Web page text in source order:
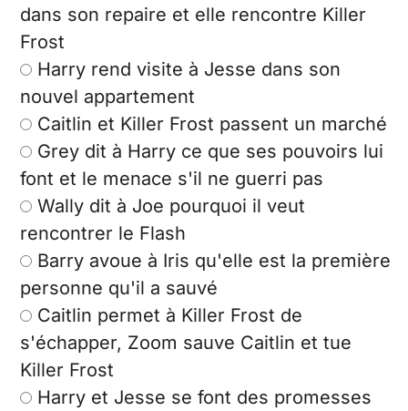
dans son repaire et elle rencontre Killer
Frost
Harry rend visite à Jesse dans son
nouvel appartement
Caitlin et Killer Frost passent un marché
Grey dit à Harry ce que ses pouvoirs lui
font et le menace s'il ne guerri pas
Wally dit à Joe pourquoi il veut
rencontrer le Flash
Barry avoue à Iris qu'elle est la première
personne qu'il a sauvé
Caitlin permet à Killer Frost de
s'échapper, Zoom sauve Caitlin et tue
Killer Frost
Harry et Jesse se font des promesses